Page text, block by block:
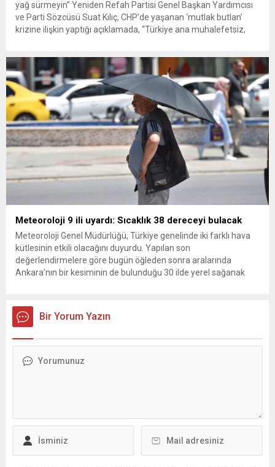
yağ sürmeyin” Yeniden Refah Partisi Genel Başkan Yardımcısı
ve Parti Sözcüsü Suat Kılıç, CHP’de yaşanan ‘mutlak butlan’
krizine ilişkin yaptığı açıklamada, “Türkiye ana muhalefetsiz,
olun. Türkiye’yi...
Meteoroloji 9 ili uyardı: Sıcaklık 38 dereceyi bulacak
Meteoroloji Genel Müdürlüğü, Türkiye genelinde iki farklı hava
kütlesinin etkili olacağını duyurdu. Yapılan son
değerlendirmelere göre bugün öğleden sonra aralarında
Ankara’nın bir kesiminin de bulunduğu 30 ilde yerel sağanak
üzerine çıkarak yaz değerlerine ulaşacak. Ayrıca...
Bir Yorum Yazın